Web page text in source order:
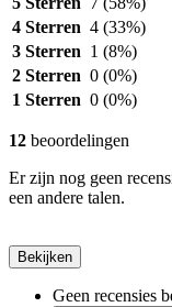
4 Sterren 4 (33%)
3 Sterren 1 (8%)
2 Sterren 0 (0%)
1 Sterren 0 (0%)
12 beoordelingen
Er zijn nog geen
een andere talen.
Bekijken
Geen recensies